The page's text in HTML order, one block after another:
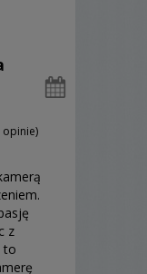
opinie)
z
to